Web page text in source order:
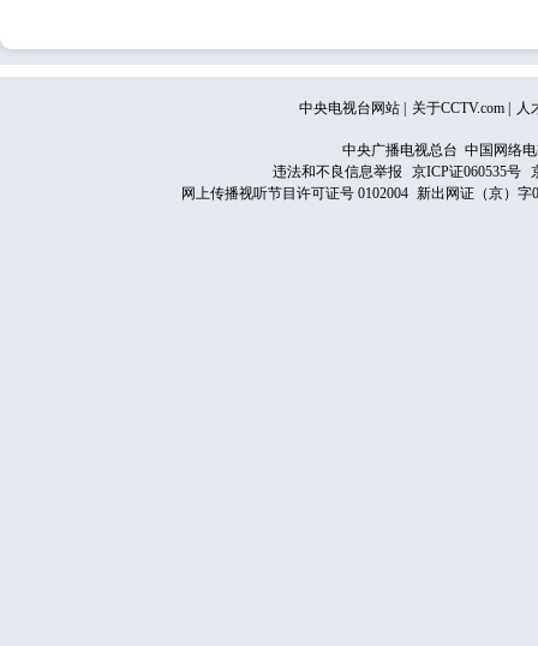
中央电视台网站 关于CCTV.com 人
中央广播电视总台 中国网络
违法和不良信息举报
京ICP证060535号
网上传播视听节目许可证号 0102004 新出网证（京）